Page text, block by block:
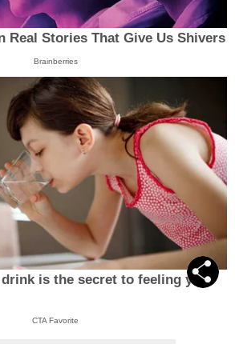
Real Stories That Give Us Shivers
Brainberries
is the secret to feeling your
CTA Favorite